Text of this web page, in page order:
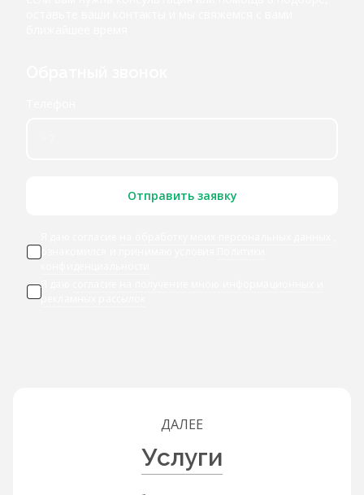
Отправить заявку
ознакомился и принимаю условия
Я даю
рекламных рассылок
ДАЛЕЕ
Услуги